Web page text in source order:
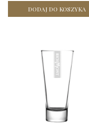
DODAJ DO KOSZYKA